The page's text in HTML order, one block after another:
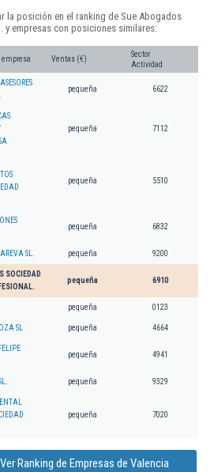
la posición en el ranking de Sue Abogados
y empresas con posiciones similares:
empresa Ventas (€)
Sector
Actividad
pequeña 6622
pequeña 7112
pequeña 5510
pequeña 6832
SL. pequeña 9200
SOCIEDAD
pequeña 6910
pequeña 0123
SL pequeña 4664
pequeña 4941
pequeña 9329
pequeña 7020
Ver Ranking de Empresas de Valencia